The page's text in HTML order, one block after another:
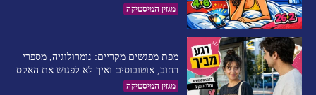
מגזין המיסטיקה
מפת מפגשים מקריים: נומרולוגיה, מספרי
רחוב, אוטובוסים ואיך לא לפגוש את האקס
מגזין המיסטיקה